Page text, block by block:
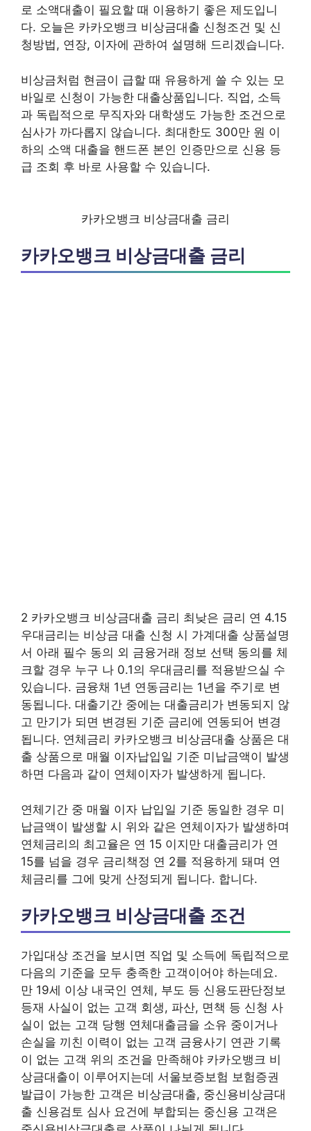
로 소액대출이 필요할 때 이용하기 좋은 제도입니
다. 오늘은 카카오뱅크 비상금대출 신청조건 및 신
청방법, 연장, 이자에 관하여 설명해 드리겠습니다.
비상금처럼 현금이 급할 때 유용하게 쓸 수 있는 모
바일로 신청이 가능한 대출상품입니다. 직업, 소득
과 독립적으로 무직자와 대학생도 가능한 조건으로
심사가 까다롭지 않습니다. 최대한도 300만 원 이
하의 소액 대출을 핸드폰 본인 인증만으로 신용 등
급 조회 후 바로 사용할 수 있습니다.
카카오뱅크 비상금대출 금리
카카오뱅크 비상금대출 금리
2 카카오뱅크 비상금대출 금리 최낮은 금리 연 4.15
우대금리는 비상금 대출 신청 시 가계대출 상품설명
서 아래 필수 동의 외 금융거래 정보 선택 동의를 체
크할 경우 누구 나 0.1의 우대금리를 적용받으실 수
있습니다. 금융채 1년 연동금리는 1년을 주기로 변
동됩니다. 대출기간 중에는 대출금리가 변동되지 않
고 만기가 되면 변경된 기준 금리에 연동되어 변경
됩니다. 연체금리 카카오뱅크 비상금대출 상품은 대
출 상품으로 매월 이자납입일 기준 미납금액이 발생
하면 다음과 같이 연체이자가 발생하게 됩니다.
연체기간 중 매월 이자 납입일 기준 동일한 경우 미
납금액이 발생할 시 위와 같은 연체이자가 발생하며
연체금리의 최고율은 연 15 이지만 대출금리가 연
15를 넘을 경우 금리책정 연 2를 적용하게 돼며 연
체금리를 그에 맞게 산정되게 됩니다. 합니다.
카카오뱅크 비상금대출 조건
가입대상 조건을 보시면 직업 및 소득에 독립적으로
다음의 기준을 모두 충족한 고객이어야 하는데요.
만 19세 이상 내국인 연체, 부도 등 신용도판단정보
등재 사실이 없는 고객 회생, 파산, 면책 등 신청 사
실이 없는 고객 당행 연체대출금을 소유 중이거나
손실을 끼친 이력이 없는 고객 금융사기 연관 기록
이 없는 고객 위의 조건을 만족해야 카카오뱅크 비
상금대출이 이루어지는데 서울보증보험 보험증권
발급이 가능한 고객은 비상금대출, 중신용비상금대
출 신용검토 심사 요건에 부합되는 중신용 고객은